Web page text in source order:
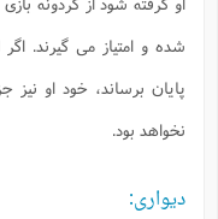
پايان برساند، خود او
نخواهد بود.
ديوارى: